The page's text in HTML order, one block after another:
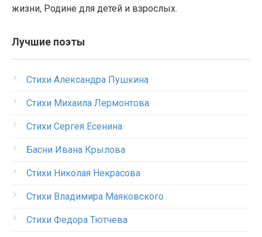
жизни, Родине для детей и взрослых.
Лучшие поэты
Стихи Александра Пушкина
Стихи Михаила Лермонтова
Стихи Сергея Есенина
Басни Ивана Крылова
Стихи Николая Некрасова
Стихи Владимира Маяковского
Стихи Федора Тютчева